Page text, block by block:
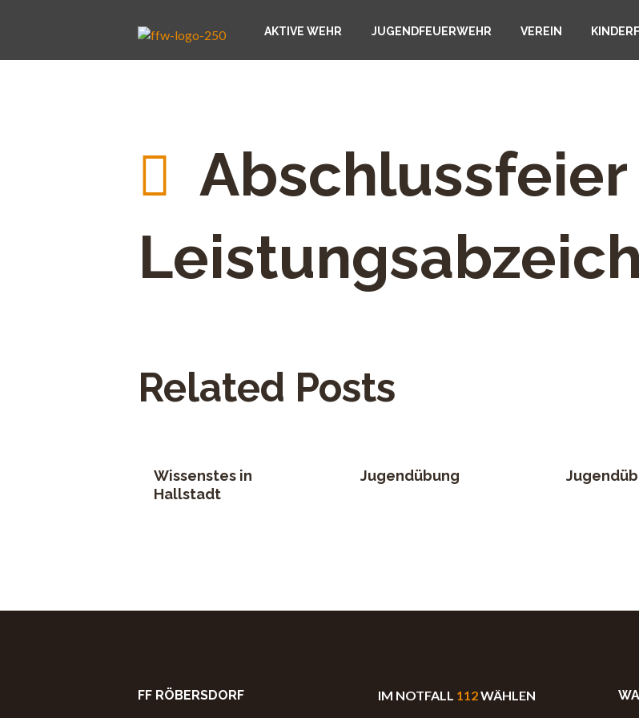
AKTIVE WEHR JUGENDFEUERWEHR VEREIN
Abschlussfeier
Related Posts
Wissenstes in
Hallstadt
Jugendübung
FF RÖBERSDORF IM NOTFALL 112WÄHLEN